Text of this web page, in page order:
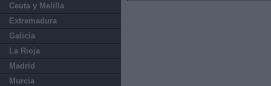
Ceuta y Melilla
Extremadura
Galicia
La Rioja
Madrid
Murcia